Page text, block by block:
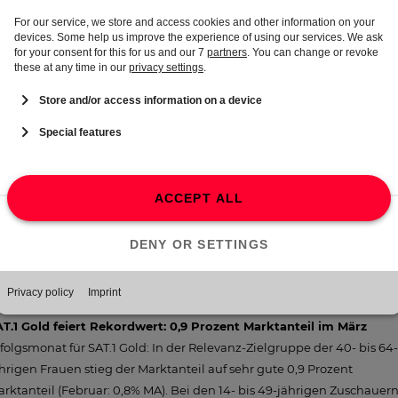
Neue Folgen von "Mein Revier" zeigt kabel eins ab 27. April.
stark mit Vampiren und Kultserien
hat Biss! Die Senderin holte im März wie schon im Rekordmonat
starke 1,4 Prozent Marktanteil bei den 14- bis 49-Jährigen.
Diaries" sowie die Kultserien "Charmed" und "Grey's Anatomy"
die Tagesmarktanteile. Hier waren bis zu 2,2 Prozent drin.
in der sixx-Relevanz-Zielgruppe der 14 bis 39-jährigen Frauen lief
mit 2,5 Prozent Marktanteil sehr gut. Im April kehren die
zurück: Ab dem 12. April entführt Enie van de
mit "Sweet & Easy - Enie backt" die Zuschauer wieder in ihr
persönliches Backparadies. Ihre sixx-Kollegin Paula Lambert
ab dem 28. April in der zweiten Staffel ihres Sex-Talk-Events
kommt" das Spektrum sexueller Phantasien.
Gold feiert Rekordwert: 0,9 Prozent Marktanteil im März
für SAT.1 Gold: In der Relevanz-Zielgruppe der 40- bis 64-
Frauen stieg der Marktanteil auf sehr gute 0,9 Prozent
(Februar: 0,8% MA). Bei den 14- bis 49-jährigen Zuschauern